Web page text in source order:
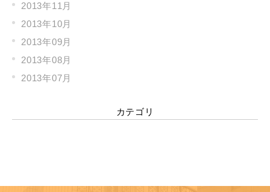
2013年11月
2013年10月
2013年09月
2013年08月
2013年07月
カテゴリ